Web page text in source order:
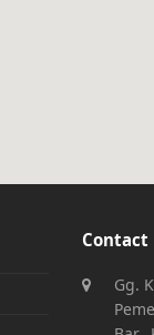
Contact
Gg.